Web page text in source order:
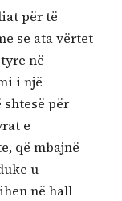
për të
se ata vërtet
në
i një
për
e
që mbajnë
u
në hall